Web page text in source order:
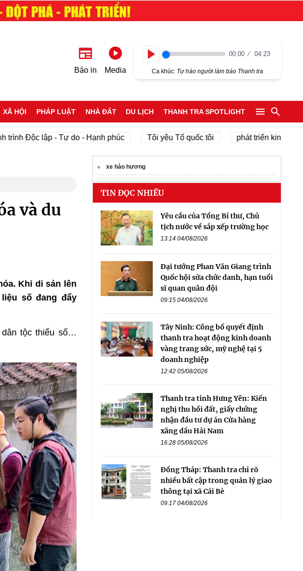
Báo in Media
00:00 04:23
Ca khúc: Tự hào người làm báo Thanh tra
XÃ HỘI PHÁP LUẬT NHÀ ĐẤT DU LỊCH THANH TRA SPOTLIGHT
Độc lập - Tự do - Hạnh phúc Tôi yêu Tổ quốc tôi phát triển kinh tế tư nhân
và du
Khi di sản lên
số đang đẩy
dân tộc thiểu số…
xe hào hương
TIN ĐỌC NHIỀU
Yêu cầu của Tổng Bí thư, Chủ
tịch nước về sắp xếp trường học
13:14 04/08/2026
Đại tướng Phan Văn Giang trình
Quốc hội sửa chức danh, hạn tuổi
sĩ quan quân đội
09:15 04/08/2026
Tây Ninh: Công bố quyết định
thanh tra hoạt động kinh doanh
vàng trang sức, mỹ nghệ tại 5
doanh nghiệp
12:42 05/08/2026
Thanh tra tỉnh Hưng Yên: Kiến
nghị thu hồi đất, giấy chứng
nhận đầu tư dự án Cửa hàng
xăng dầu Hải Nam
16:28 05/08/2026
Đồng Tháp: Thanh tra chỉ rõ
nhiều bất cập trong quản lý giao
thông tại xã Cái Bè
09:17 04/08/2026